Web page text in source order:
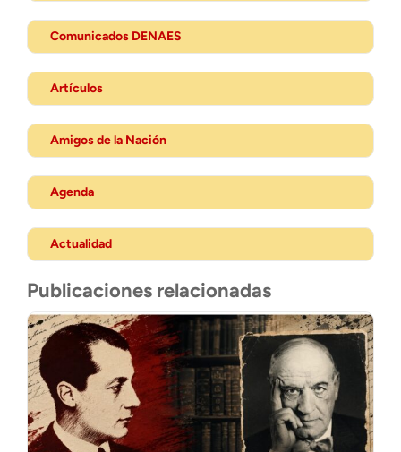
Comunicados DENAES
Artículos
Amigos de la Nación
Agenda
Actualidad
Publicaciones relacionadas